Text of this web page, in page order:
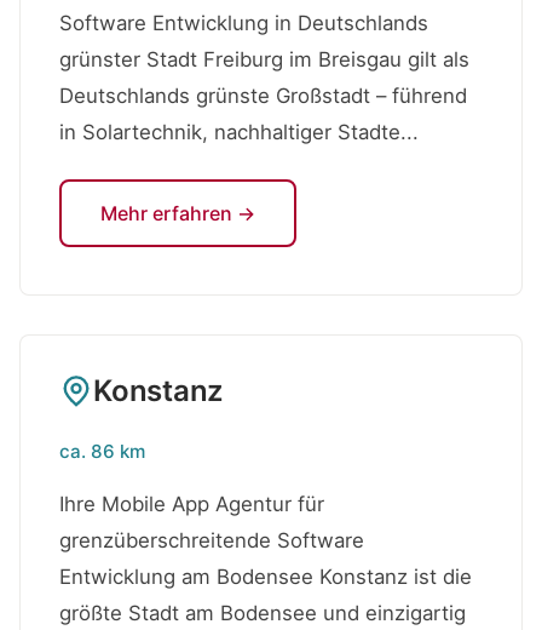
Software Entwicklung in Deutschlands
grünster Stadt Freiburg im Breisgau gilt als
Deutschlands grünste Großstadt – führend
in Solartechnik, nachhaltiger Stadte...
Mehr erfahren →
Konstanz
ca. 86 km
Ihre Mobile App Agentur für
grenzüberschreitende Software
Entwicklung am Bodensee Konstanz ist die
größte Stadt am Bodensee und einzigartig